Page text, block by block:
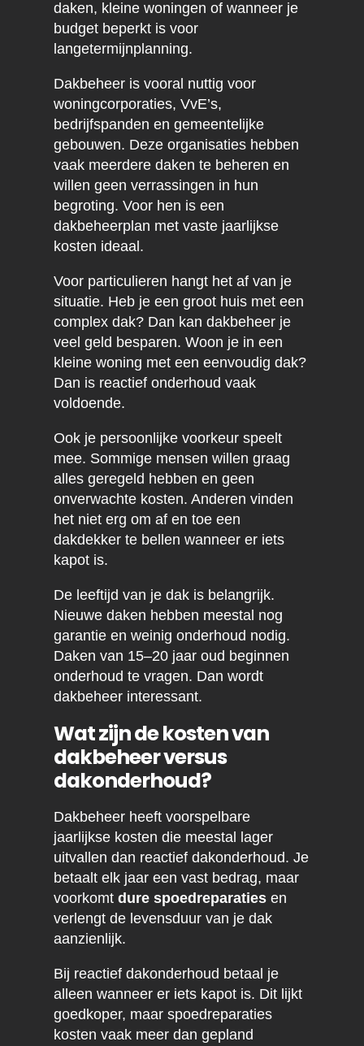
daken, kleine woningen of wanneer je
budget beperkt is voor
langetermijnplanning.
Dakbeheer is vooral nuttig voor
woningcorporaties, VvE’s,
bedrijfspanden en gemeentelijke
gebouwen. Deze organisaties hebben
vaak meerdere daken te beheren en
willen geen verrassingen in hun
begroting. Voor hen is een
dakbeheerplan met vaste jaarlijkse
kosten ideaal.
Voor particulieren hangt het af van je
situatie. Heb je een groot huis met een
complex dak? Dan kan dakbeheer je
veel geld besparen. Woon je in een
kleine woning met een eenvoudig dak?
Dan is reactief onderhoud vaak
voldoende.
Ook je persoonlijke voorkeur speelt
mee. Sommige mensen willen graag
alles geregeld hebben en geen
onverwachte kosten. Anderen vinden
het niet erg om af en toe een
dakdekker te bellen wanneer er iets
kapot is.
De leeftijd van je dak is belangrijk.
Nieuwe daken hebben meestal nog
garantie en weinig onderhoud nodig.
Daken van 15–20 jaar oud beginnen
onderhoud te vragen. Dan wordt
dakbeheer interessant.
Wat zijn de kosten van
dakbeheer versus
dakonderhoud?
Dakbeheer heeft voorspelbare
jaarlijkse kosten die meestal lager
uitvallen dan reactief dakonderhoud. Je
betaalt elk jaar een vast bedrag, maar
voorkomt dure spoedreparatiesen
verlengt de levensduur van je dak
aanzienlijk.
Bij reactief dakonderhoud betaal je
alleen wanneer er iets kapot is. Dit lijkt
goedkoper, maar spoedreparaties
kosten vaak meer dan gepland